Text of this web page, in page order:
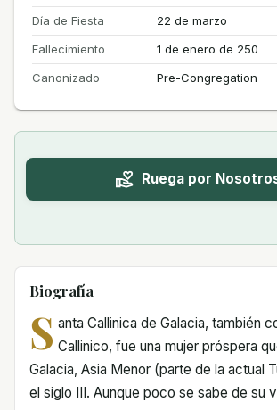
Día de Fiesta
22 de marzo
Fallecimiento
1 de enero de 250
Canonizado
Pre-Congregation
Ruega por
Biografía
S anta Callinica de Galacia, también
Callinico, fue una mujer próspera
Galacia, Asia Menor (parte de la actual
el siglo III. Aunque poco se sabe de su